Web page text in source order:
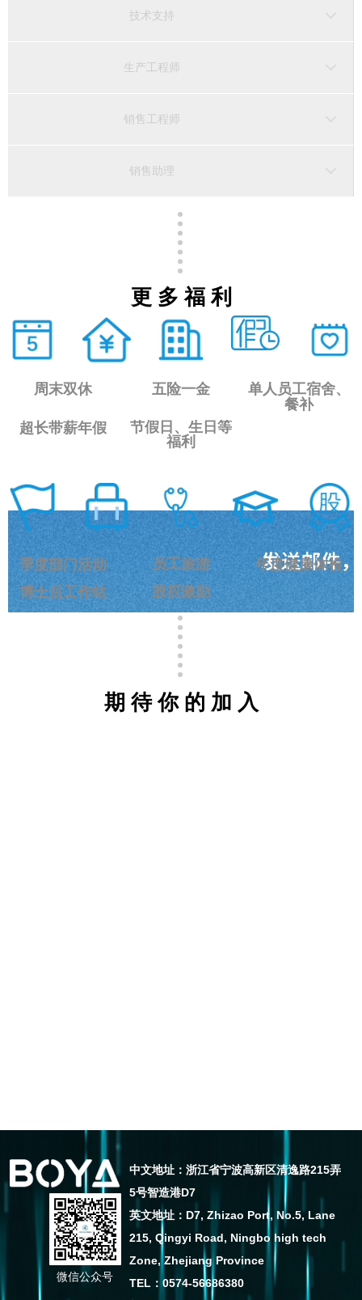
技术支持
生产工程师
销售工程师
销售助理
更 多 福 利
周末双休 五险一金
单人员工宿舍、
餐补
超长带薪年假
节假日、生日等
福利
季度部门活动 员工旅游
年度健康体检
博士后工作站
股权激励
期 待 你 的 加 入
微信公众号
中文地址：浙江省宁波高新区清逸路215弄
5号智造港D7
英文地址：D7, Zhizao Port, No.5, Lane
215, Qingyi Road, Ningbo high tech
Zone, Zhejiang Province
TEL：0574-56686380